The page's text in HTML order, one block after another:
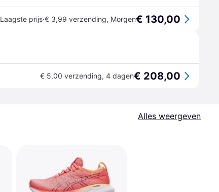
Laagste prijs·€ 3,99 verzending, Morgen€ 130,00
€ 5,00 verzending, 4 dagen€ 208,00
Alles weergeven